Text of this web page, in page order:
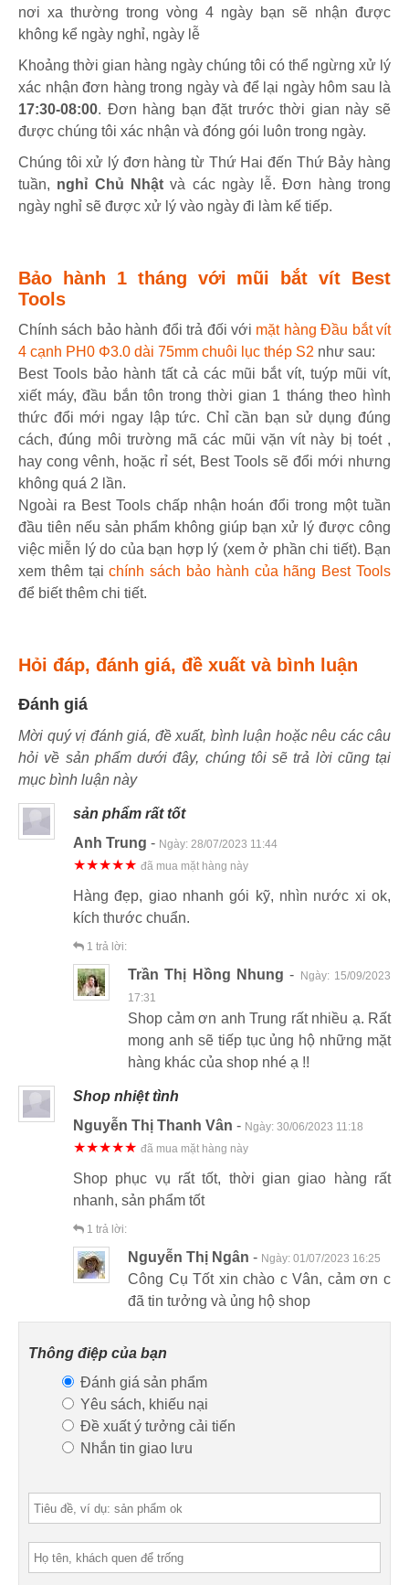
nơi xa thường trong vòng 4 ngày bạn sẽ nhận được
không kể ngày nghỉ, ngày lễ
Khoảng thời gian hàng ngày chúng tôi có thể ngừng xử lý
xác nhận đơn hàng trong ngày và để lại ngày hôm sau là
17:30-08:00. Đơn hàng bạn đặt trước thời gian này sẽ
được chúng tôi xác nhận và đóng gói luôn trong ngày.
Chúng tôi xử lý đơn hàng từ Thứ Hai đến Thứ Bảy hàng
tuần, nghỉ Chủ Nhậtvà các ngày lễ. Đơn hàng trong
ngày nghỉ sẽ được xử lý vào ngày đi làm kế tiếp.
Bảo hành 1 tháng với mũi bắt vít Best
Tools
Chính sách bảo hành đổi trả đối với mặt hàng Đầu bắt vít
4 cạnh PH0 Φ3.0 dài 75mm chuôi lục thép S2 như sau:
Best Tools bảo hành tất cả các mũi bắt vít, tuýp mũi vít,
xiết máy, đầu bắn tôn trong thời gian 1 tháng theo hình
thức đổi mới ngay lập tức. Chỉ cần bạn sử dụng đúng
cách, đúng môi trường mã các mũi vặn vít này bị toét ,
hay cong vênh, hoặc rỉ sét, Best Tools sẽ đổi mới nhưng
không quá 2 lần.
Ngoài ra Best Tools chấp nhận hoán đổi trong một tuần
đầu tiên nếu sản phẩm không giúp bạn xử lý được công
việc miễn lý do của bạn hợp lý (xem ở phần chi tiết). Bạn
xem thêm tạichính sách bảo hành của hãng Best Tools
để biết thêm chi tiết.
Hỏi đáp, đánh giá, đề xuất và bình luận
Đánh giá
Mời quý vị đánh giá, đề xuất, bình luận hoặc nêu các câu
hỏi về sản phẩm dưới đây, chúng tôi sẽ trả lời cũng tại
mục bình luận này
sản phẩm rất tốt
Anh Trung - Ngày: 28/07/2023 11:44
★★★★★ đã mua mặt hàng này
Hàng đẹp, giao nhanh gói kỹ, nhìn nước xi ok,
kích thước chuẩn.
1 trả lời:
Trần Thị Hồng Nhung - Ngày: 15/09/2023
17:31
Shop cảm ơn anh Trung rất nhiều ạ. Rất
mong anh sẽ tiếp tục ủng hộ những mặt
hàng khác của shop nhé ạ !!
Shop nhiệt tình
Nguyễn Thị Thanh Vân - Ngày: 30/06/2023 11:18
★★★★★ đã mua mặt hàng này
Shop phục vụ rất tốt, thời gian giao hàng rất
nhanh, sản phẩm tốt
1 trả lời:
Nguyễn Thị Ngân - Ngày: 01/07/2023 16:25
Công Cụ Tốt xin chào c Vân, cảm ơn c
đã tin tưởng và ủng hộ shop
Thông điệp của bạn
Đánh giá sản phẩm
Yêu sách, khiếu nại
Đề xuất ý tưởng cải tiến
Nhắn tin giao lưu